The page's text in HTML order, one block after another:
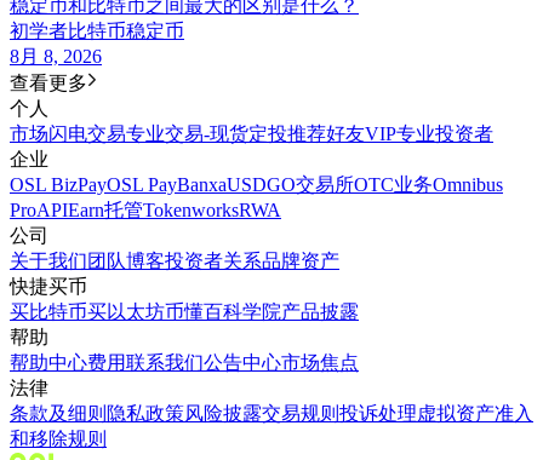
稳定币和比特币之间最大的区别是什么？
初学者比特币稳定币
8月 8, 2026
查看更多
个人
市场闪电交易专业交易-现货定投推荐好友VIP专业投资者
企业
OSL BizPayOSL PayBanxaUSDGO交易所OTC业务Omnibus
ProAPIEarn托管TokenworksRWA
公司
关于我们团队博客投资者关系品牌资产
快捷买币
买比特币买以太坊币懂百科学院产品披露
帮助
帮助中心费用联系我们公告中心市场焦点
法律
条款及细则 隐私政策风险披露交易规则 投诉处理虚拟资产准入
和移除规则